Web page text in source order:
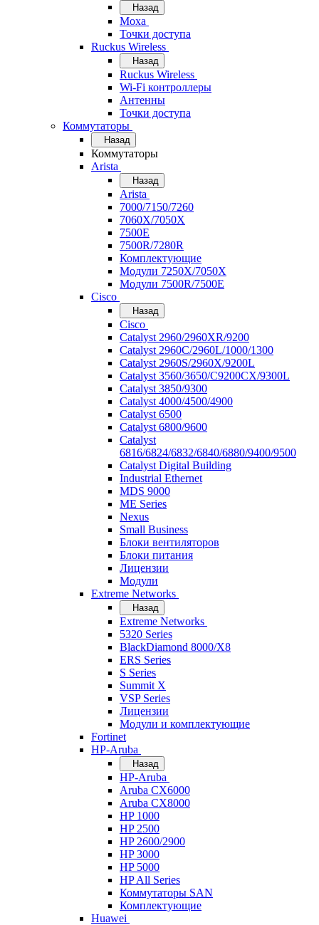
Назад
Moxa
Точки доступа
Ruckus Wireless
Назад
Ruckus Wireless
Wi-Fi контроллеры
Антенны
Точки доступа
Коммутаторы
Назад
Коммутаторы
Arista
Назад
Arista
7000/7150/7260
7060X/7050X
7500E
7500R/7280R
Комплектующие
Модули 7250X/7050X
Модули 7500R/7500E
Cisco
Назад
Cisco
Catalyst 2960/2960XR/9200
Catalyst 2960C/2960L/1000/1300
Catalyst 2960S/2960X/9200L
Catalyst 3560/3650/C9200CX/9300L
Catalyst 3850/9300
Catalyst 4000/4500/4900
Catalyst 6500
Catalyst 6800/9600
Catalyst
6816/6824/6832/6840/6880/9400/9500
Catalyst Digital Building
Industrial Ethernet
MDS 9000
ME Series
Nexus
Small Business
Блоки вентиляторов
Блоки питания
Лицензии
Модули
Extreme Networks
Назад
Extreme Networks
5320 Series
BlackDiamond 8000/X8
ERS Series
S Series
Summit X
VSP Series
Лицензии
Модули и комплектующие
Fortinet
HP-Aruba
Назад
HP-Aruba
Aruba CX6000
Aruba CX8000
HP 1000
HP 2500
HP 2600/2900
HP 3000
HP 5000
HP All Series
Коммутаторы SAN
Комплектующие
Huawei